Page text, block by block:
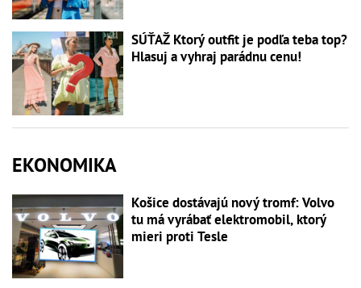
SÚŤAŽ Ktorý outfit je podľa teba top?
Hlasuj a vyhraj parádnu cenu!
EKONOMIKA
Košice dostávajú nový tromf: Volvo
tu má vyrábať elektromobil, ktorý
mieri proti Tesle